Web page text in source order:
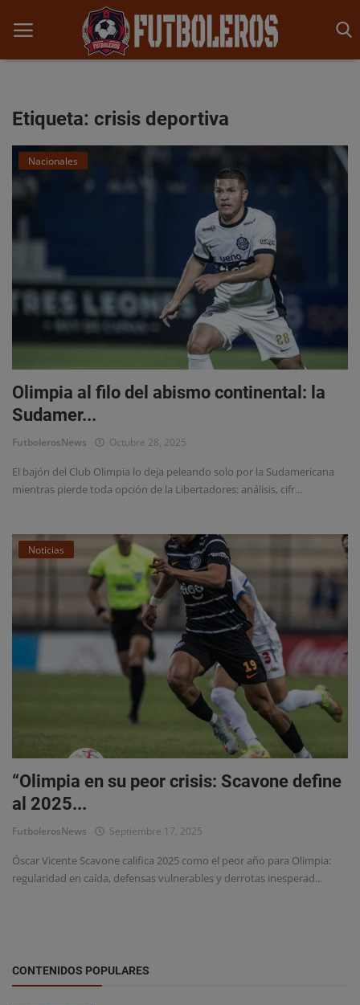
Inicio
Noticias
Historia
Promesas
Chismes y Curiosidades
Etiqueta: crisis deportiva
Nacionales
Olimpia al filo del abismo continental: la
Sudamer...
FutbolerosNews Octubre 28, 2025
El bajón del Club Olimpia lo deja peleando solo por la Sudamericana
mientras pierde toda opción de la Libertadores: análisis, cifr...
Noticias
“Olimpia en su peor crisis: Scavone define
al 2025...
FutbolerosNews Septiembre 17, 2025
Óscar Vicente Scavone califica 2025 como el peor año para Olimpia:
regularidad en caída, defensas vulnerables y derrotas inesperad...
CONTENIDOS POPULARES